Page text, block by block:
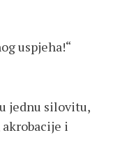
uspjeha!“
jednu silovitu,
i